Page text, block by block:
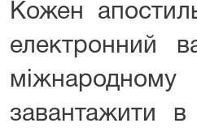
Кожен
електронний
завантажити